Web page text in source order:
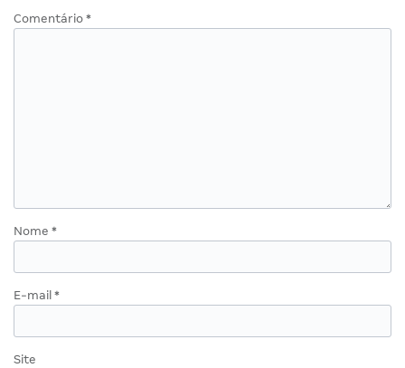
Comentário *
Nome *
E-mail *
Site